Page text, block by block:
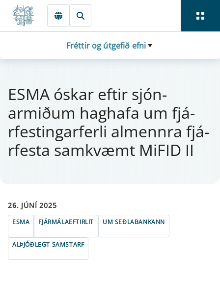
Fara beint í Meginmál
Fréttir og útgefið efni
ESMA ósk­ar eft­ir sjón­
armiðum hag­hafa um fjá­
rfest­ing­a­r­f­erli al­mennra fjá­
rfesta sa­m­kvæmt MiFID II
26. JÚNÍ 2025
ESMA FJÁRMÁLAEFTIRLIT UM SEÐLABANKANN
ALÞJÓÐLEGT SAMSTARF